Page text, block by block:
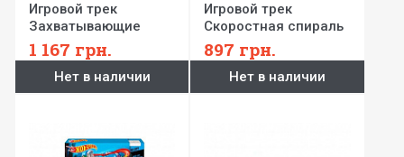
Игровой трек
Захватывающие
горки серии Wave
Racers (трек со
спиралью,
1сенсор.модель,
1 167 грн.
Нет в наличии
Игровой трек
Скоростная спираль
серии Wave Racers
(трек со спиралью,
1сенсор.модель,
заряд.уст-во)
897 грн.
Нет в наличии